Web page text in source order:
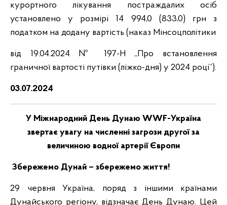
курортного лікування постраждалих осіб
установлено у розмірі 14 994,0 (833,0) грн з
податком на додану вартість (наказ Мінсоцполітики
від 19.04.2024 № 197-Н ,,Про встановлення
граничної вартості путівки (ліжко-дня) у 2024 році”).
03.07.2024
У Міжнародний День Дунаю WWF-Україна
звертає увагу на численні загрози другої за
величиною водної артерії Європи
Збережемо Дунай – збережемо життя!
29 червня Україна, поряд з іншими країнами
Дунайського регіону, відзначає День Дунаю. Цей